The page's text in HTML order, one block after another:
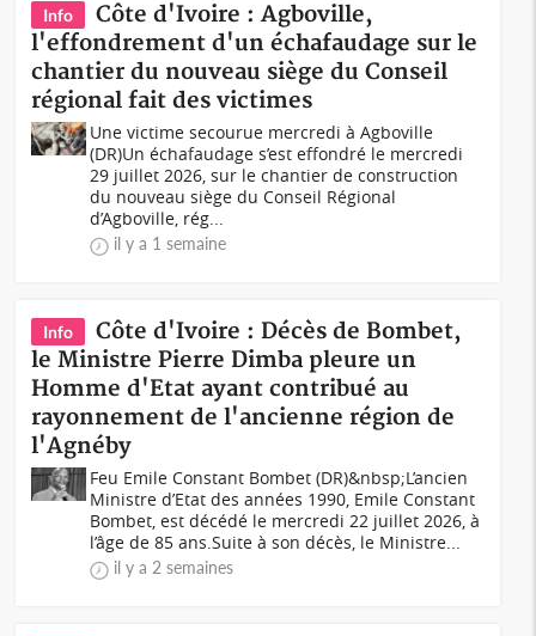
Info
Côte d'Ivoire : Agboville,
l'effondrement d'un échafaudage sur le
chantier du nouveau siège du Conseil
régional fait des victimes
Une victime secourue mercredi à Agboville
(DR)Un échafaudage s’est effondré le mercredi
29 juillet 2026, sur le chantier de construction
du nouveau siège du Conseil Régional
d’Agboville, rég...
il y a 1 semaine
Info
Côte d'Ivoire : Décès de Bombet,
le Ministre Pierre Dimba pleure un
Homme d'Etat ayant contribué au
rayonnement de l'ancienne région de
l'Agnéby
Feu Emile Constant Bombet (DR)&nbsp;L’ancien
Ministre d’Etat des années 1990, Emile Constant
Bombet, est décédé le mercredi 22 juillet 2026, à
l’âge de 85 ans.Suite à son décès, le Ministre...
il y a 2 semaines